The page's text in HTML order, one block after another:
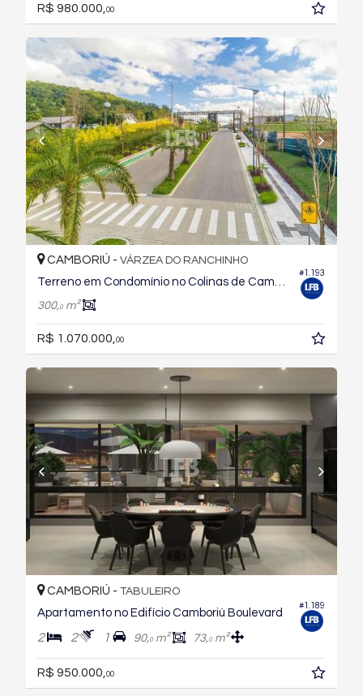
R$ 980.000, 00
#1.193
CAMBORIÚ - VÁRZEA DO RANCHINHO
300,0m²
R$ 1.070.000,00
#1.189
CAMBORIÚ - TABULEIRO
Apartamento no Edifício Camboriú Boulevard
2 2 1 90,0m² 73,0m²
R$ 950.000, 00